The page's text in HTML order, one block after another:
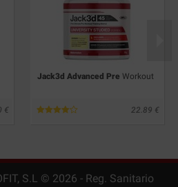
Jack3d Advanced Pre Workout
22.89
S.L © 2026 - Reg. Sanitario